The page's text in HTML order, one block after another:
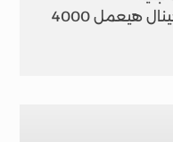
ولو حابب تاخده بالقلم الاوريجينال هيعمل 4000